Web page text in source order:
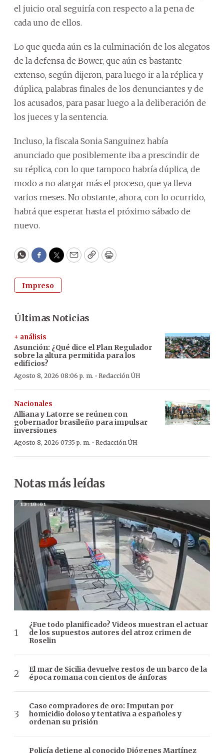
el juicio oral seguiría con respecto a la pena de
cada uno de ellos.
Lo que queda aún es la culminación de los alegatos
de la defensa de Bower, que aún es bastante
extenso, según dijeron, para luego ir a la réplica y
dúplica, palabras finales de los denunciantes y de
los acusados, para pasar luego a la deliberación de
los jueces y la sentencia.
Incluso, la fiscala Sonia Sanguinez había
anunciado que posiblemente iba a prescindir de
su réplica, con lo que tampoco habría dúplica, de
modo a no alargar más el proceso, que ya lleva
varios meses. No obstante, ahora, con lo ocurrido,
habrá que esperar hasta el próximo sábado de
nuevo.
WhatsApp
Facebook
Twitter
EmailCopyPrint
Impreso
Últimas Noticias
+ análisis
Asunción: ¿Qué dice el Plan Regulador
sobre la altura permitida para los
edificios?
Agosto 8, 2026 08:06 p. m. · Redacción ÚH
Nacionales
Alliana y Latorre se reúnen con
gobernador brasileño para impulsar
inversiones
Agosto 8, 2026 07:35 p. m. · Redacción ÚH
Notas más leídas
¿Fue todo planificado? Videos muestran el actuar
de los supuestos autores del atroz crimen de
Roselin
El mar de Sicilia devuelve restos de un barco de la
época romana con cientos de ánforas
Caso compradores de oro: Imputan por
homicidio doloso y tentativa a españoles y
ordenan su prisión
Policía detiene al conocido Diógenes Martínez